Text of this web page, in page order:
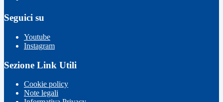
Seguici su
Youtube
Instagram
Sezione Link Utili
Cookie policy
Note legali